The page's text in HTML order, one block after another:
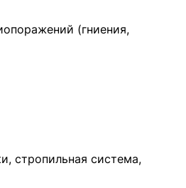
(гниения,
стропильная система,